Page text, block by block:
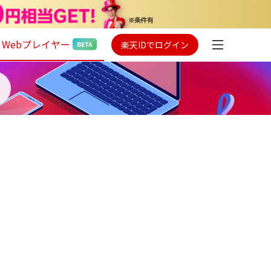
Webプレイヤー 楽天IDでログイン